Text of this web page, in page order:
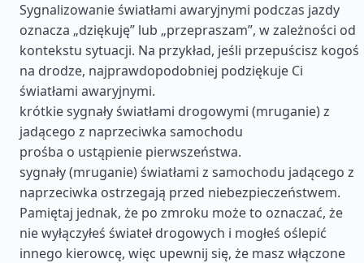
Sygnalizowanie światłami awaryjnymi podczas jazdy
oznacza „dziękuję” lub „przepraszam”, w zależności od
kontekstu sytuacji. Na przykład, jeśli przepuścisz kogoś
na drodze, najprawdopodobniej podziękuje Ci
światłami awaryjnymi.
krótkie sygnały światłami drogowymi (mruganie) z
jadącego z naprzeciwka samochodu
prośba o ustąpienie pierwszeństwa.
sygnały (mruganie) światłami z samochodu jadącego z
naprzeciwka ostrzegają przed niebezpieczeństwem.
Pamiętaj jednak, że po zmroku może to oznaczać, że
nie wyłączyłeś świateł drogowych i mogłeś oślepić
innego kierowcę, więc upewnij się, że masz włączone